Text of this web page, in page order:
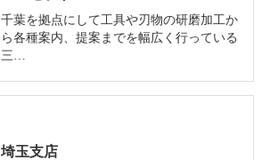
千葉を拠点にして工具や刃物の研磨加工か
ら各種案内、提案までを幅広く行っている
三…
埼玉支店